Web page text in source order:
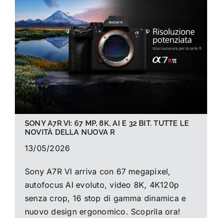
SONY A7R VI: 67 MP, 8K, AI E 32 BIT. TUTTE LE
NOVITÀ DELLA NUOVA R
13/05/2026
Sony A7R VI arriva con 67 megapixel,
autofocus AI evoluto, video 8K, 4K120p
senza crop, 16 stop di gamma dinamica e
nuovo design ergonomico. Scoprila ora!